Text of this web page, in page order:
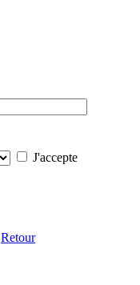
J'accepte
Retour